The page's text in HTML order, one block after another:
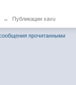
→ Публикации xavu
прочитанными